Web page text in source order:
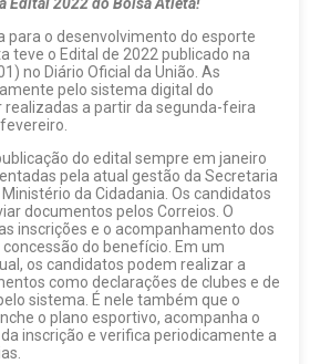
para o desenvolvimento do esporte
teve o Edital de 2022 publicado na
no Diário Oficial da União. As
pelo sistema digital do
a partir da segunda-feira
do edital sempre em janeiro
pela atual gestão da Secretaria
da Cidadania. Os candidatos
documentos pelos Correios. O
inscrições e o acompanhamento dos
do benefício. Em um
os candidatos podem realizar a
como declarações de clubes e de
sistema. É nele também que o
o plano esportivo, acompanha o
inscrição e verifica periodicamente a